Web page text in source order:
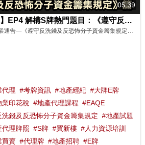
05:39
【#S牌備試加油班】EP4 解構S牌熱門題目：《遵守反洗錢 及反恐怖分子資金籌集規定》篇
代理 #考牌資訊 #地產經紀 #大牌E牌
業印花稅 #地產代理課程 #EAQE
洗錢及反恐怖分子資金籌集規定 #地產試題
代理牌照 #S牌 #買新樓 #人力資源培訓
買賣 #代理牌 #地產招聘 #E牌